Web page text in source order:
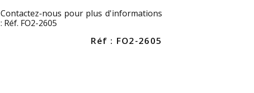
Contactez-nous pour plus d'informations
: Réf. FO2-2605
Réf : FO2-2605